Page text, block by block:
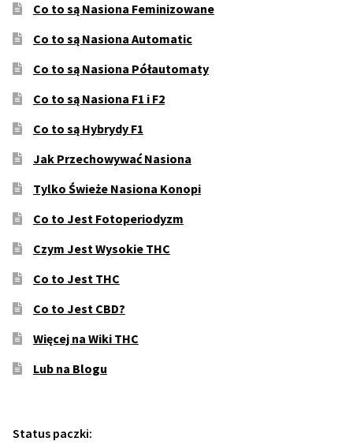
Co to są Nasiona Feminizowane
Co to są Nasiona Automatic
Co to są Nasiona Półautomaty
Co to są Nasiona F1 i F2
Co to są Hybrydy F1
Jak Przechowywać Nasiona
Tylko Świeże Nasiona Konopi
Co to Jest Fotoperiodyzm
Czym Jest Wysokie THC
Co to Jest THC
Co to Jest CBD?
Więcej na Wiki THC
Lub na Blogu
Status paczki: